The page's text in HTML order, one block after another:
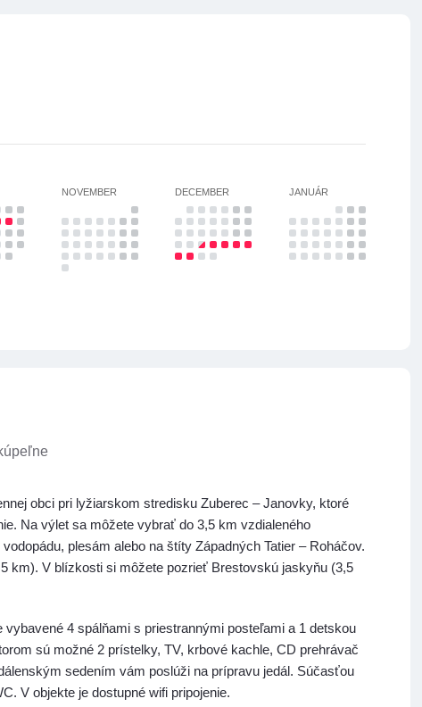
NOVEMBER DECEMBER JANUÁR
obci pri lyžiarskom stredisku Zuberec – Janovky, ktoré
Na výlet sa môžete vybrať do 3,5 km vzdialeného
plesám alebo na štíty Západných Tatier – Roháčov.
km). V blízkosti si môžete pozrieť Brestovskú jaskyňu (3,5
4 spálňami s priestrannými posteľami a 1 detskou
sú možné 2 prístelky, TV, krbové kachle, CD prehrávač
sedením vám poslúži na prípravu jedál. Súčasťou
V objekte je dostupné wifi pripojenie.